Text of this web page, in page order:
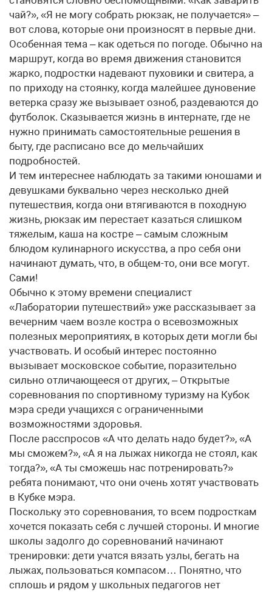
чай?», «Я не могу собрать рюкзак, не получается» –
вот слова, которые они произносят в первые дни.
Особенная тема – как одеться по погоде. Обычно на
маршрут, когда во время движения становится
жарко, подростки надевают пуховики и свитера, а
по приходу на стоянку, когда малейшее дуновение
ветерка сразу же вызывает озноб, раздеваются до
футболок. Сказывается жизнь в интернате, где не
нужно принимать самостоятельные решения в
быту, где расписано все до мельчайших
подробностей.
И тем интереснее наблюдать за такими юношами и
девушками буквально через несколько дней
путешествия, когда они втягиваются в походную
жизнь, рюкзак им перестает казаться слишком
тяжелым, каша на костре – самым сложным
блюдом кулинарного искусства, а про себя они
начинают думать, что, в общем-то, они все могут.
Сами!
Обычно к этому времени специалист
«Лаборатории путешествий» уже рассказывает за
вечерним чаем возле костра о всевозможных
полезных мероприятиях, в которых дети могли бы
участвовать. И особый интерес постоянно
вызывает московское событие, поразительно
сильно отличающееся от других, – Открытые
соревнования по спортивному туризму на Кубок
мэра среди учащихся с ограниченными
возможностями здоровья.
После расспросов «А что делать надо будет?», «А
мы сможем?», «А я на лыжах никогда не стоял, как
тогда?», «А ты сможешь нас потренировать?»
ребята понимают, что они очень хотят участвовать
в Кубке мэра.
Поскольку это соревнования, то всем подросткам
хочется показать себя с лучшей стороны. И многие
школы задолго до соревнований начинают
тренировки: дети учатся вязать узлы, бегать на
лыжах, пользоваться компасом… Понятно, что
сплошь и рядом у школьных педагогов нет